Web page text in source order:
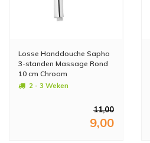
Losse Handdouche Sapho
3-standen Massage Rond
10 cm Chroom
2 - 3 Weken
11,00
9,00